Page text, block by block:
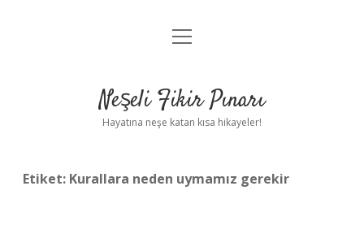
Anasayfa
Yasal Uyarı
menüyü
Neşeli Fikir Pınarı
Hayatına neşe katan kısa hikayeler!
Etiket: Kurallara neden uymamız gerekir